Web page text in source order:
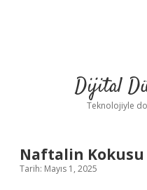
Dijital
Teknolojiyle
Naftalin Kokusu
Tarih: Mayıs 1, 2025